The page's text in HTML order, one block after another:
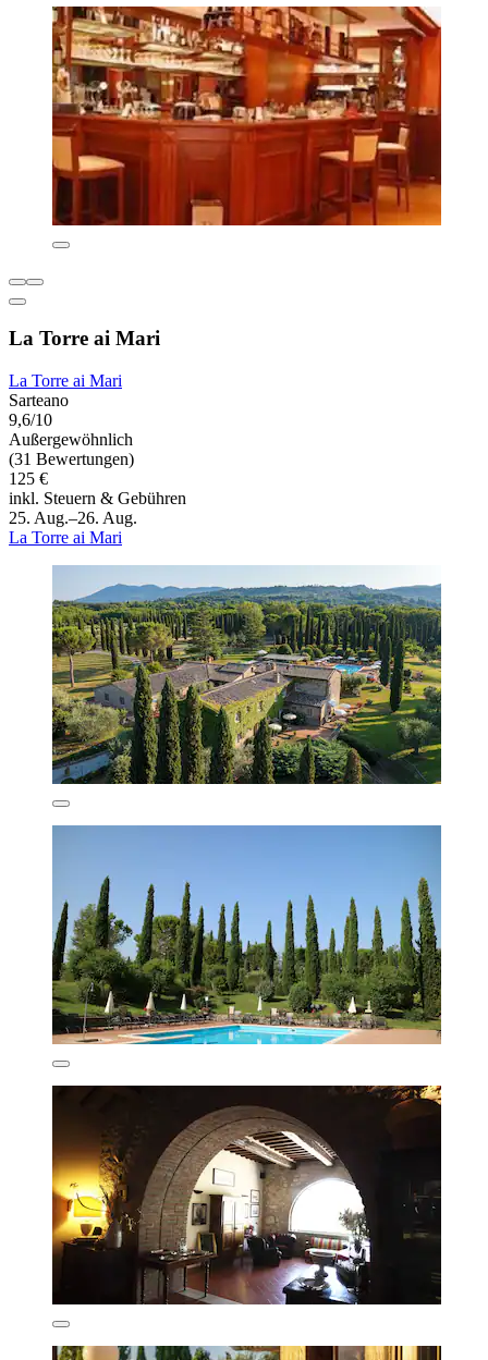
La Torre ai Mari
La Torre ai Mari
Sarteano
9,6/10
Außergewöhnlich
(31 Bewertungen)
125 €
inkl. Steuern & Gebühren
25. Aug.–26. Aug.
La Torre ai Mari